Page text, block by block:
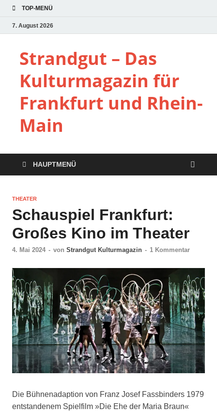
TOP-MENÜ
7. August 2026
Strandgut – Das
Kulturmagazin für
Frankfurt und Rhein-
Main
HAUPTMENÜ
THEATER
Schauspiel Frankfurt:
Großes Kino im Theater
4. Mai 2024 - von Strandgut Kulturmagazin - 1 Kommentar
Die Bühnenadaption von Franz Josef Fassbinders 1979
entstandenem Spielfilm »Die Ehe der Maria Braun«